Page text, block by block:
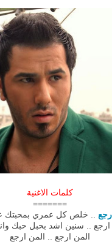
كلمات الاغنية
=======
.. خلص كل عمري بمحبتك
ارجع .. سنين اشد بحبل حبك
المن ارجع .. المن ارجع